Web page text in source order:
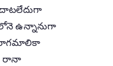
దాటలేదుగా
ఉన్నానుగా
రానా